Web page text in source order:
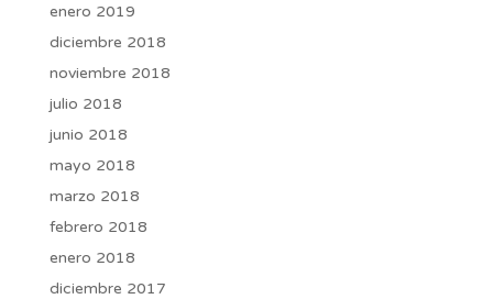
enero 2019
diciembre 2018
noviembre 2018
julio 2018
junio 2018
mayo 2018
marzo 2018
febrero 2018
enero 2018
diciembre 2017